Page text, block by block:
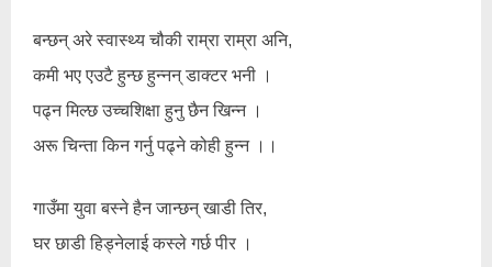
बन्छन् अरे स्वास्थ्य चौकी राम्रा राम्रा अनि,
कमी भए एउटै हुन्छ हुन्नन् डाक्टर भनी ।
पढ्न मिल्छ उच्चशिक्षा हुनु छैन खिन्न ।
अरू चिन्ता किन गर्नु पढ्ने कोही हुन्न ।।
गाउँमा युवा बस्ने हैन जान्छन् खाडी तिर,
घर छाडी हिड्नेलाई कस्ले गर्छ पीर ।